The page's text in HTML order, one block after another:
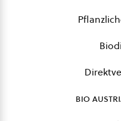
bio